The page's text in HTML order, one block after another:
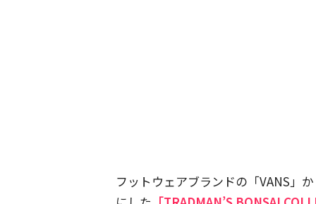
フットウェアブランドの「VANS」